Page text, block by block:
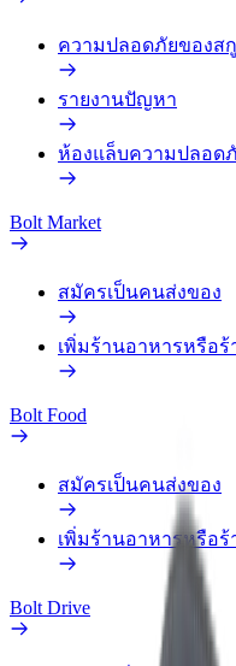
ความปลอดภัยของสกู
รายงานปัญหา
ห้องแล็บความปลอด
Bolt Market
สมัครเป็นคนส่งของ
เพิ่มร้านอาหารหรือร้
Bolt Food
สมัครเป็นคนส่งของ
เพิ่มร้านอาหารหรือร้
Bolt Drive